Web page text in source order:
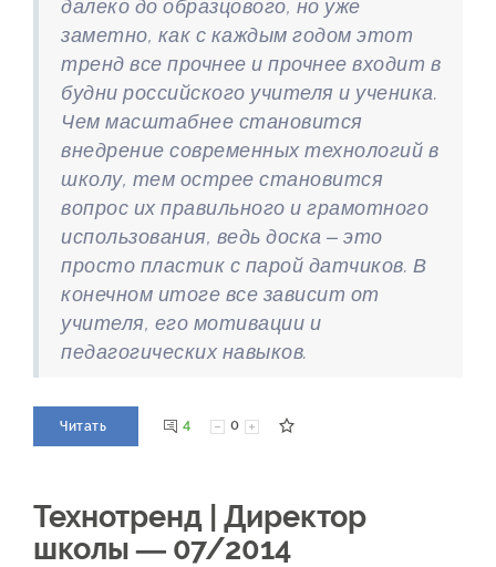
далеко до образцового, но уже
заметно, как с каждым годом этот
тренд все прочнее и прочнее входит в
будни российского учителя и ученика.
Чем масштабнее становится
внедрение современных технологий в
школу, тем острее становится
вопрос их правильного и грамотного
использования, ведь доска – это
просто пластик с парой датчиков. В
конечном итоге все зависит от
учителя, его мотивации и
педагогических навыков.
Читать 4 0
Технотренд | Директор
школы — 07/2014